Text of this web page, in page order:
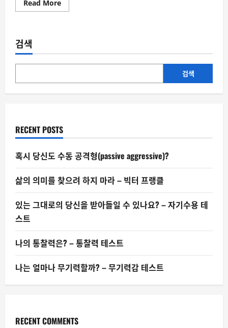
Read MoreRead
more
둘
보
똑
한
검색
검색
RECENT POSTS
혹시 당신도 수동 공격형(passive aggressive)?
삶의 의미를 찾으려 하지 마라 – 빅터 프랭클
있는 그대로의 당신을 받아들일 수 있나요? – 자기수용 테
스트
나의 통찰력은? – 통찰력 테스트
나는 얼마나 무기력할까? – 무기력감 테스트
RECENT COMMENTS